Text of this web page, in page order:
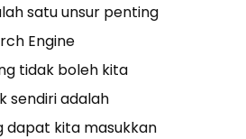
satu unsur penting
Engine
tidak boleh kita
sendiri adalah
dapat kita masukkan